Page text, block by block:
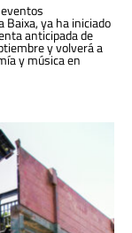
ya ha iniciado
anticipada de
y volverá a
y música en